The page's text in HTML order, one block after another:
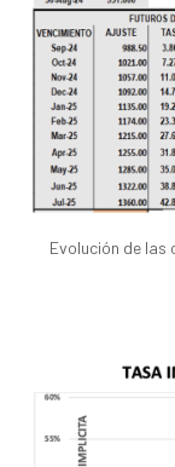
Evolución de